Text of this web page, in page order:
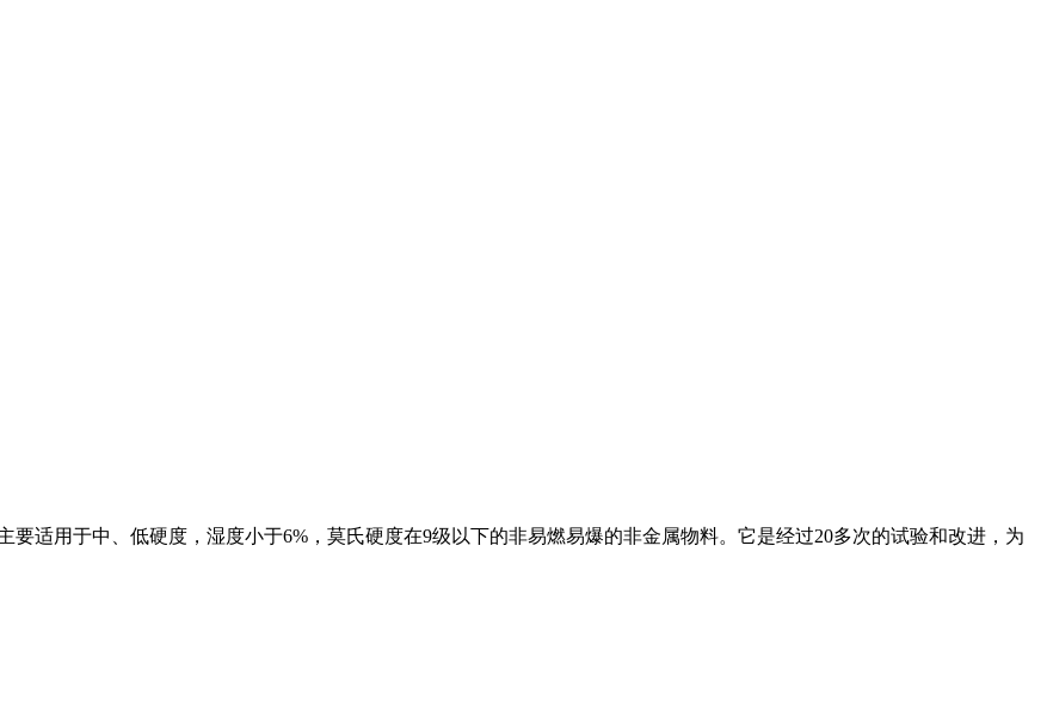
适用于中、低硬度，湿度小于6%，莫氏硬度在9级以下的非易燃易爆的非金属物料。它是经过20多次的试验和改进，为